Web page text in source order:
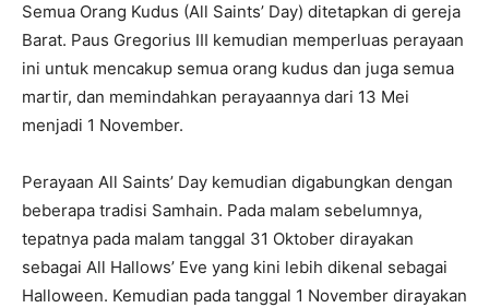
Semua Orang Kudus (All Saints’ Day) ditetapkan di gereja
Barat. Paus Gregorius III kemudian memperluas perayaan
ini untuk mencakup semua orang kudus dan juga semua
martir, dan memindahkan perayaannya dari 13 Mei
menjadi 1 November.
Perayaan All Saints’ Day kemudian digabungkan dengan
beberapa tradisi Samhain. Pada malam sebelumnya,
tepatnya pada malam tanggal 31 Oktober dirayakan
sebagai All Hallows’ Eve yang kini lebih dikenal sebagai
Halloween. Kemudian pada tanggal 1 November dirayakan